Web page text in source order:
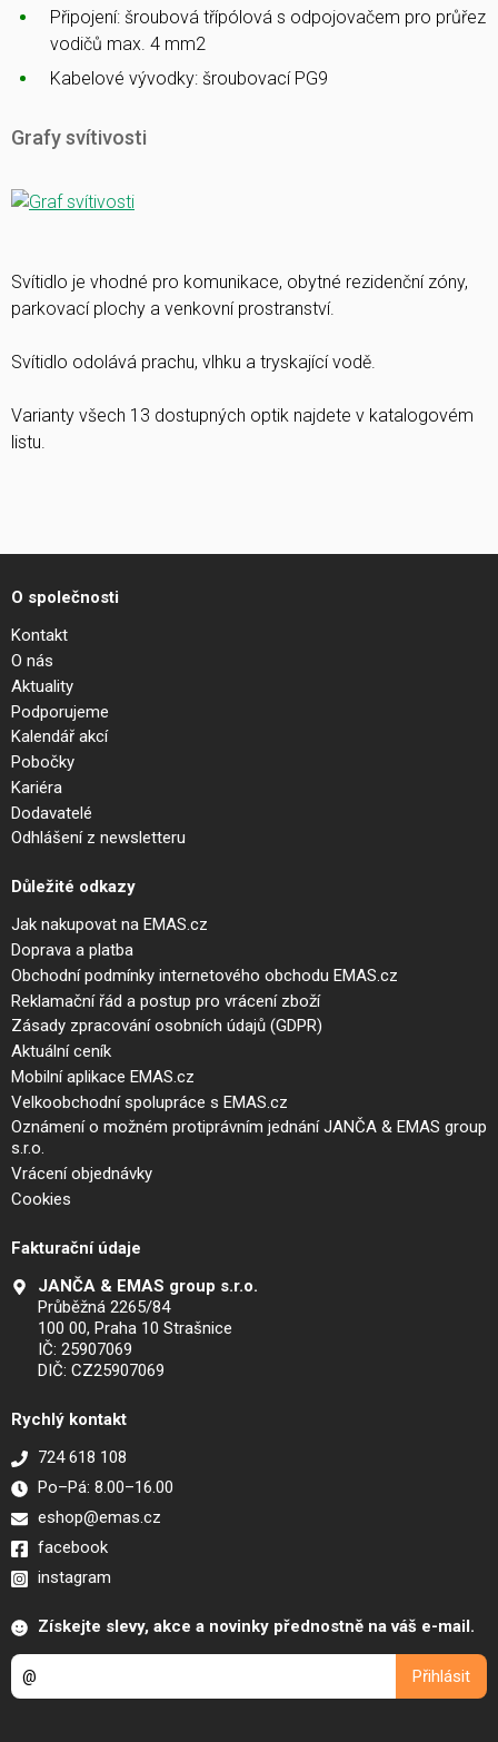
Připojení: šroubová třípólová s odpojovačem pro průřez
vodičů max. 4 mm2
Kabelové vývodky: šroubovací PG9
Grafy svítivosti
Svítidlo je vhodné pro komunikace, obytné rezidenční zóny,
parkovací plochy a venkovní prostranství.
Svítidlo odolává prachu, vlhku a tryskající vodě.
Varianty všech 13 dostupných optik najdete v katalogovém
listu.
O společnosti
Kontakt
O nás
Aktuality
Podporujeme
Kalendář akcí
Pobočky
Kariéra
Dodavatelé
Odhlášení z newsletteru
Důležité odkazy
Jak nakupovat na EMAS.cz
Doprava a platba
Obchodní podmínky internetového obchodu EMAS.cz
Reklamační řád a postup pro vrácení zboží
Zásady zpracování osobních údajů (GDPR)
Aktuální ceník
Mobilní aplikace EMAS.cz
Velkoobchodní spolupráce s EMAS.cz
Oznámení o možném protiprávním jednání JANČA & EMAS group
s.r.o.
Vrácení objednávky
Cookies
Fakturační údaje
JANČA & EMAS group s.r.o.
Průběžná 2265/84
100 00, Praha 10 Strašnice
IČ: 25907069
DIČ: CZ25907069
Rychlý kontakt
724 618 108
Po–Pá: 8.00–16.00
eshop@emas.cz
facebook
instagram
Získejte slevy, akce a novinky přednostně na váš e-mail.